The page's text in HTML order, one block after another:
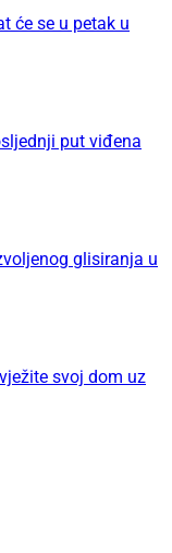
će se u petak u
put viđena
glisiranja u
svoj dom uz